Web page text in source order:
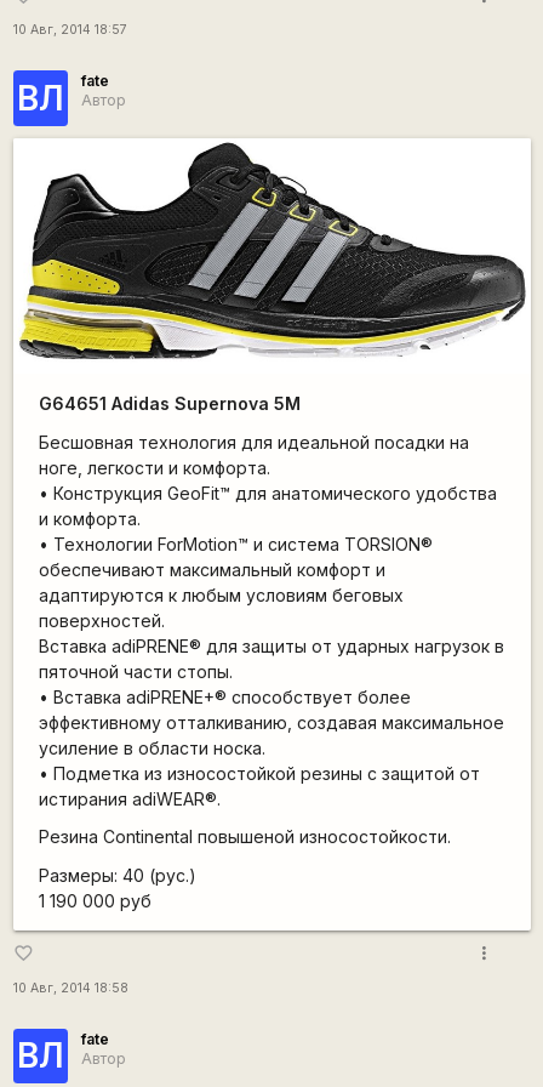
10 Авг, 2014 18:57
ВЛ
fate
Автор
G64651 Adidas Supernova 5M
Бесшовная технология для идеальной посадки на
ноге, легкости и комфорта.
• Конструкция GeoFit™ для анатомического удобства
и комфорта.
• Технологии ForMotion™ и система TORSION®
обеспечивают максимальный комфорт и
адаптируются к любым условиям беговых
поверхностей.
Вставка adiPRENE® для защиты от ударных нагрузок в
пяточной части стопы.
• Вставка adiPRENE+® способствует более
эффективному отталкиванию, создавая максимальное
усиление в области носка.
• Подметка из износостойкой резины с защитой от
истирания adiWEAR®.
Резина Сontinental повышеной износостойкости.
Размеры: 40 (рус.)
1 190 000 руб
favorite_border
10 Авг, 2014 18:58
more_vert
ВЛ
fate
Автор